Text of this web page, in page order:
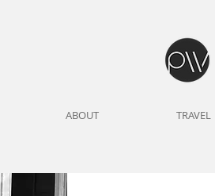
TRAVEL
ABOUT